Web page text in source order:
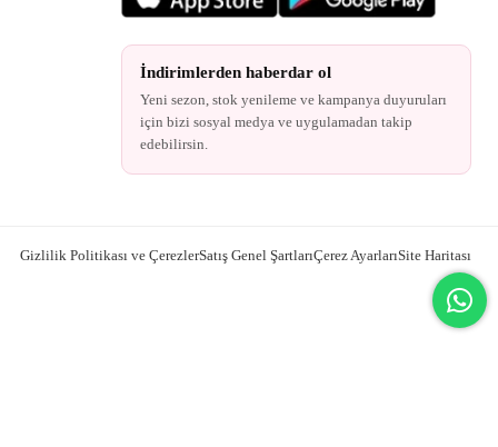
İndirimlerden haberdar ol
Yeni sezon, stok yenileme ve kampanya duyuruları
için bizi sosyal medya ve uygulamadan takip
edebilirsin.
Gizlilik Politikası ve ÇerezlerSatış Genel ŞartlarıÇerez AyarlarıSite Haritası